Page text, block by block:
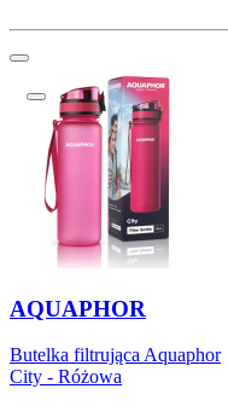
AQUAPHOR
Butelka filtrująca Aquaphor
City - Różowa